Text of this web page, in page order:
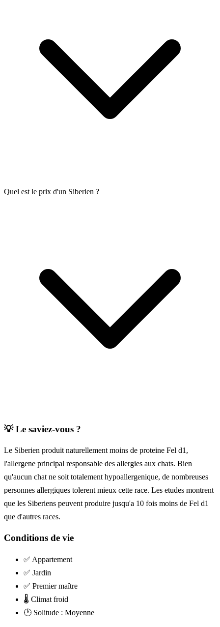
Quel est le prix d'un Siberien ?
💡Le saviez-vous ?
Le Siberien produit naturellement moins de proteine Fel d1,
l'allergene principal responsable des allergies aux chats. Bien
qu'aucun chat ne soit totalement hypoallergenique, de nombreuses
personnes allergiques tolerent mieux cette race. Les etudes montrent
que les Siberiens peuvent produire jusqu'a 10 fois moins de Fel d1
que d'autres races.
Conditions de vie
✅ Appartement
✅ Jardin
✅ Premier maître
🌡️ Climat froid
🕐 Solitude : Moyenne